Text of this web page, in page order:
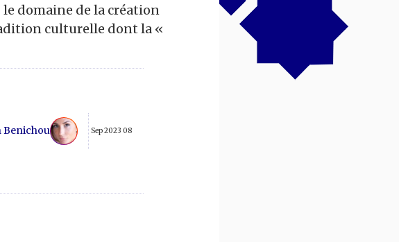
domaine de la création
culturelle dont la «
08 Sep 2023
Benichou